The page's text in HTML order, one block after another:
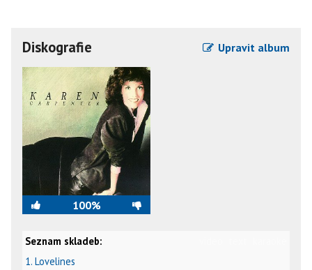
Diskografie Upravit album
100%
Seznam skladeb:
1. Lovelines